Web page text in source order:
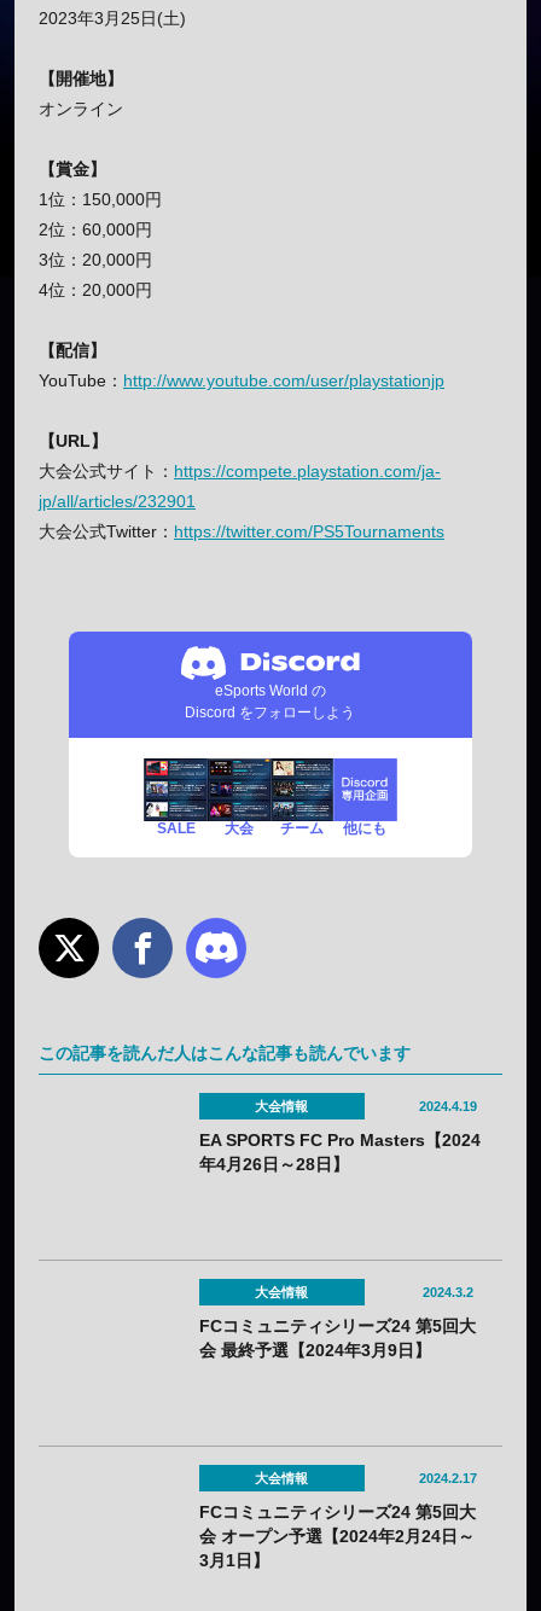
2023年3月25日(土)
【開催地】
オンライン
【賞金】
1位：150,000円
2位：60,000円
3位：20,000円
4位：20,000円
【配信】
YouTube： http://www.youtube.com/user/playstationjp
【URL】
大会公式サイト： https://compete.playstation.com/ja-
jp/all/articles/232901
大会公式Twitter： https://twitter.com/PS5Tournaments
eSports World の
Discord をフォローしよう
SALE 大会 チーム 他にも
この記事を読んだ人はこんな記事も読んでいます
大会情報 2024.4.19
EA SPORTS FC Pro Masters【2024
年4月26日～28日】
大会情報 2024.3.2
FCコミュニティシリーズ24 第5回大
会 最終予選【2024年3月9日】
大会情報 2024.2.17
FCコミュニティシリーズ24 第5回大
会 オープン予選【2024年2月24日～
3月1日】